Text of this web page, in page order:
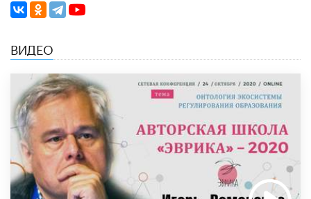
ВИДЕО